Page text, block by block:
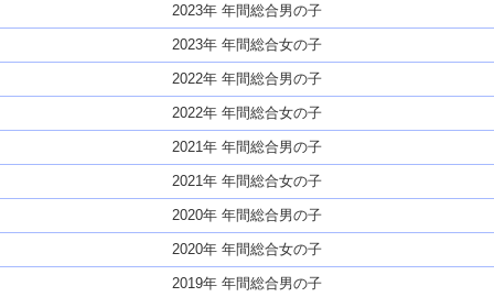
2023年 年間総合男の子
2023年 年間総合女の子
2022年 年間総合男の子
2022年 年間総合女の子
2021年 年間総合男の子
2021年 年間総合女の子
2020年 年間総合男の子
2020年 年間総合女の子
2019年 年間総合男の子